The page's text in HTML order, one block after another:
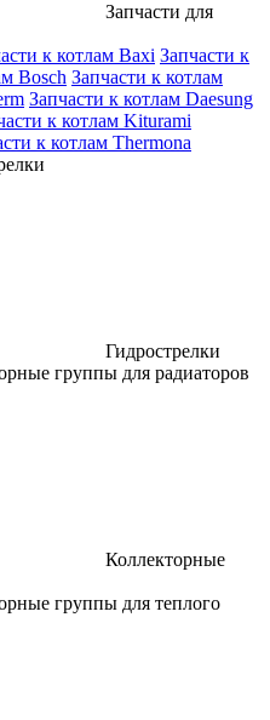
Запчасти для
к котлам Baxi Запчасти к
Bosch Запчасти к котлам
Запчасти к котлам Daesung
к котлам Kiturami
к котлам Thermona
Гидрострелки
группы для радиаторов
Коллекторные
группы для теплого